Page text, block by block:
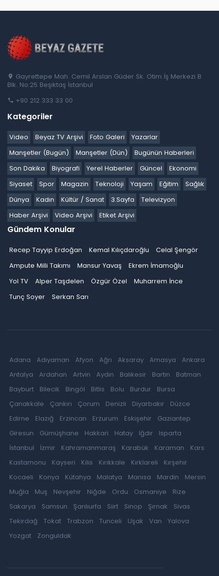
Gayrettepe Mah. Cemil Arslan Güder Sk. Otim İş Merkezi B
Blk. No:25 Beşiktaş İstanbul
+90 212 333 33 00
Kategoriler
Video Beyaz TV Arşivi Foto Galeri
Yazarlar
Manşetler (Bugün)
Manşetler (Dün)
Bugünün Haberleri
Son Dakika
Biyografi Yerel Haberler Güncel
Ekonomi
Siyaset
Spor Magazin Teknoloji Yaşam Eğitim
Sağlık
Dünya
Kadın Kültür / Sanat 3.Sayfa
Televizyon
Haber Arşivi
Video Arşivi Etiket Arşivi
Gündem Konular
Recep Tayyip Erdoğan Kemal Kılıçdaroğlu
Celal Şengör
Ampute Milli Takımı
Mansur Yavaş
Ekrem İmamoğlu
Yol TV
Alper Taşdelen Özgür Özel
Muharrem İnce
Tunç Soyer
Serkan Sarı
Adana Adıyaman Afyon Ağrı Aksaray Amasya
Ankara
Antalya
Ardahan Artvin Aydın Balıkesir Bartın
Batman
Bayburt
Bilecik Bingöl Bitlis Bolu Burdur
Bursa
Çanakkale
Çankırı Çorum Denizli Diyarbakır
Düzce
Edirne
Elazığ Erzincan Erzurum Eskişehir
Gaziantep
Giresun
Gümüşhane Hakkari Hatay Iğdır
Isparta
İstanbul
İzmir Kahramanmaraş Karabük Karaman
Kars
Kastamonu
Kayseri Kilis Kırıkkale Kırklareli
Kırşehir
Kocaeli
Konya Kütahya Malatya Manisa Mardin
Mersin
Muğla
Muş Nevşehir Niğde Ordu Osmaniye
Rize
Sakarya
Samsun Şanlıurfa Siirt Sinop Şırnak
Sivas
Tekirdağ
Tokat Trabzon Tunceli Uşak Van
Yalova
Yozgat
Zonguldak